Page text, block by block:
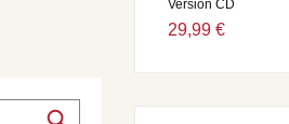
Version CD
29,99 €